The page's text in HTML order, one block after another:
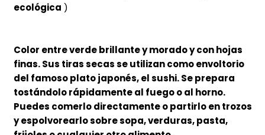
ecológica )
Color entre verde brillante y morado y con hojas
finas. Sus tiras secas se utilizan como envoltorio
del famoso plato japonés, el sushi. Se prepara
tostándolo rápidamente al fuego o al horno.
Puedes comerlo directamente o partirlo en trozos
y espolvorearlo sobre sopa, verduras, pasta,